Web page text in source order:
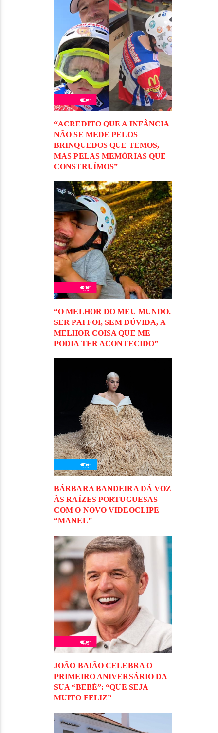
“ACREDITO QUE A INFÂNCIA
NÃO SE MEDE PELOS
BRINQUEDOS QUE TEMOS,
MAS PELAS MEMÓRIAS QUE
CONSTRUÍMOS”
“O MELHOR DO MEU MUNDO.
SER PAI FOI, SEM DÚVIDA, A
MELHOR COISA QUE ME
PODIA TER ACONTECIDO”
BÁRBARA BANDEIRA DÁ VOZ
ÀS RAÍZES PORTUGUESAS
COM O NOVO VIDEOCLIPE
“MANEL”
JOÃO BAIÃO CELEBRA O
PRIMEIRO ANIVERSÁRIO DA
SUA “BEBÉ”: “QUE SEJA
MUITO FELIZ”